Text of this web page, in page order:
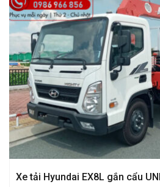
Xe tải Hyundai EX8L gắn cẩu